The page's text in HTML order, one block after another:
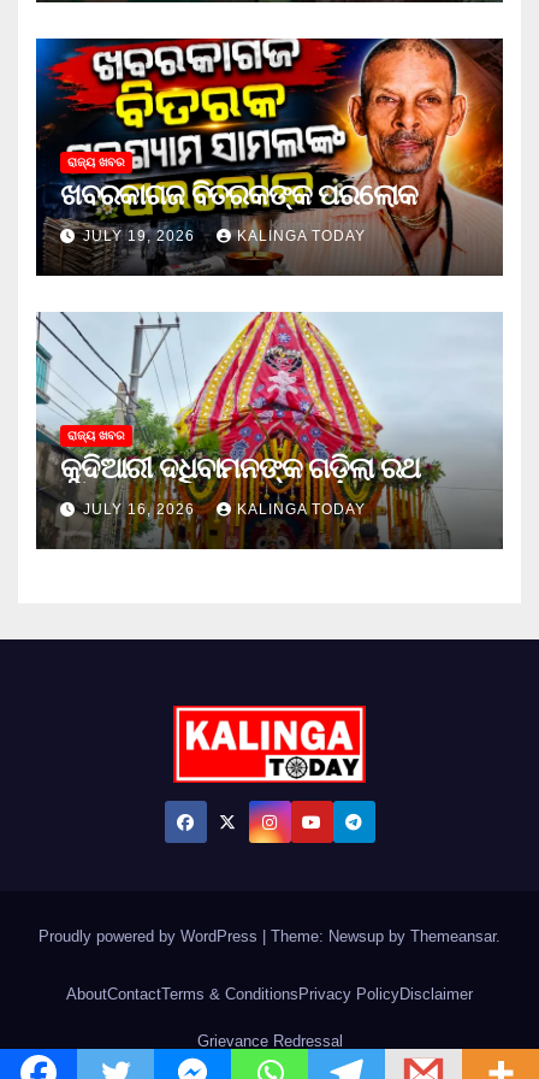
ରାଜ୍ୟ ଖବର
ଖବରକାଗଜ ବିତରକଙ୍କ ପରଲୋକ
JULY 19, 2026 KALINGA TODAY
ରାଜ୍ୟ ଖବର
କୁଦିଆରୀ ଦଧିବାମନଙ୍କ ଗଡ଼ିଲା ରଥ
JULY 16, 2026 KALINGA TODAY
Proudly powered by WordPress Theme: Newsup by Themeansar.
AboutContactTerms & Conditions Privacy PolicyDisclaimer
Grievance Redressal